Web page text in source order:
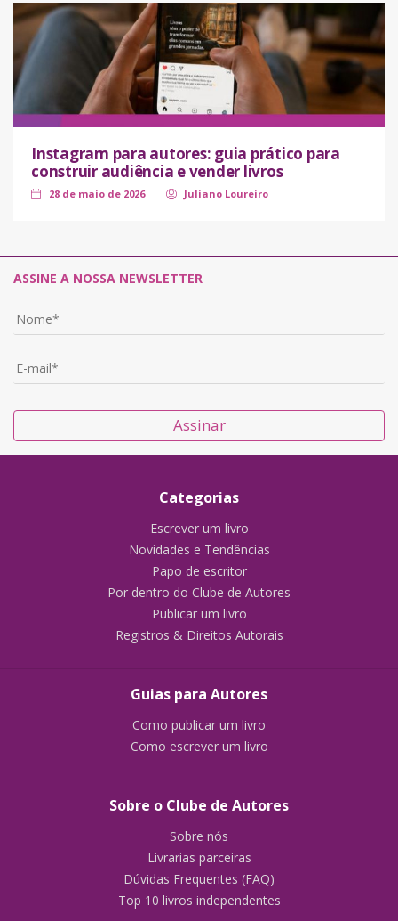
Instagram para autores: guia prático para
construir audiência e vender livros
28 de maio de 2026 Juliano Loureiro
ASSINE A NOSSA NEWSLETTER
Assinar
Categorias
Escrever um livro
Novidades e Tendências
Papo de escritor
Por dentro do Clube de Autores
Publicar um livro
Registros & Direitos Autorais
Guias para Autores
Como publicar um livro
Como escrever um livro
Sobre o Clube de Autores
Sobre nós
Livrarias parceiras
Dúvidas Frequentes (FAQ)
Top 10 livros independentes